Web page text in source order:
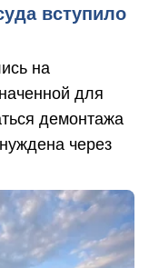
вступило
на
для
демонтажа
через